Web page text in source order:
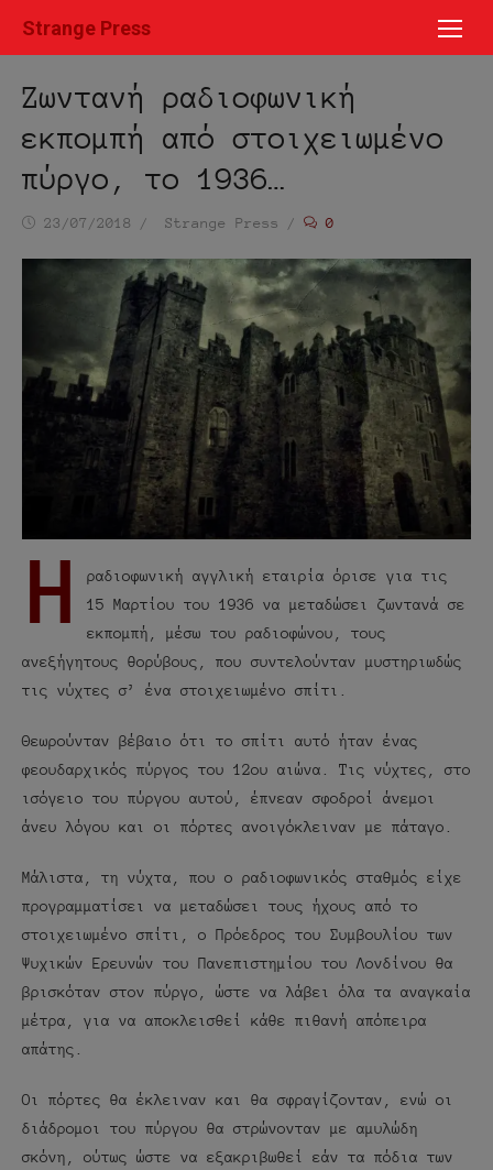
Strange Press
Ζωντανή ραδιοφωνική
εκπομπή από στοιχειωμένο
πύργο, το 1936…
Ημ/23/07/2018 Συντάκτης
Strange Press 0
Η
ραδιοφωνική αγγλική εταιρία όρισε για τις
15 Μαρτίου του 1936 να μεταδώσει ζωντανά σε
εκπομπή, μέσω του ραδιοφώνου, τους
ανεξήγητους θορύβους, που συντελούνταν μυστηριωδώς
τις νύχτες σ’ ένα στοιχειωμένο σπίτι.
Θεωρούνταν βέβαιο ότι το σπίτι αυτό ήταν ένας
φεουδαρχικός πύργος του 12ου αιώνα. Τις νύχτες, στο
ισόγειο του πύργου αυτού, έπνεαν σφοδροί άνεμοι
άνευ λόγου και οι πόρτες ανοιγόκλειναν με πάταγο.
Μάλιστα, τη νύχτα, που ο ραδιοφωνικός σταθμός είχε
προγραμματίσει να μεταδώσει τους ήχους από το
στοιχειωμένο σπίτι, ο Πρόεδρος του Συμβουλίου των
Ψυχικών Ερευνών του Πανεπιστημίου του Λονδίνου θα
βρισκόταν στον πύργο, ώστε να λάβει όλα τα αναγκαία
μέτρα, για να αποκλεισθεί κάθε πιθανή απόπειρα
απάτης.
Οι πόρτες θα έκλειναν και θα σφραγίζονταν, ενώ οι
διάδρομοι του πύργου θα στρώνονταν με αμυλώδη
σκόνη, ούτως ώστε να εξακριβωθεί εάν τα πόδια των